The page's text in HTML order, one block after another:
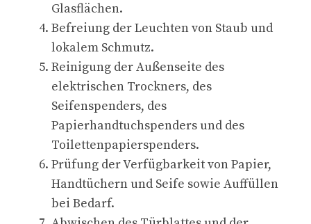
Glasflächen.
Befreiung der Leuchten von Staub und
lokalem Schmutz.
Reinigung der Außenseite des
elektrischen Trockners, des
Seifenspenders, des
Papierhandtuchspenders und des
Toilettenpapierspenders.
Prüfung der Verfügbarkeit von Papier,
Handtüchern und Seife sowie Auffüllen
bei Bedarf.